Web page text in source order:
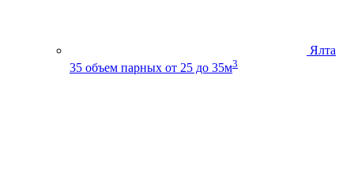
Ялта
35 объем парных от 25 до 35м3